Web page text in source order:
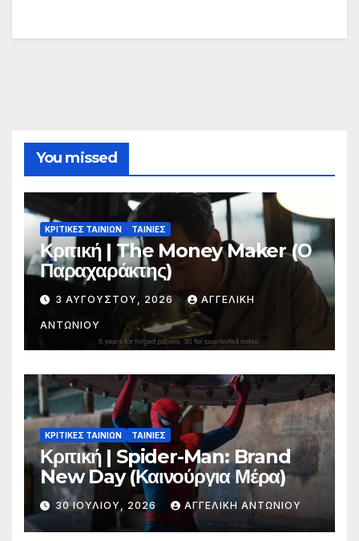
You missed
ΚΡΙΤΙΚΕΣ ΤΑΙΝΙΩΝ ΤΑΙΝΙΕΣ
Κριτική | The Money Maker (Ο
Παραχαράκτης)
3 ΑΥΓΟΎΣΤΟΥ, 2026 ΑΓΓΕΛΙΚΉ
ΑΝΤΩΝΊΟΥ
ΚΡΙΤΙΚΕΣ ΤΑΙΝΙΩΝ ΤΑΙΝΙΕΣ
Κριτική | Spider-Man: Brand
New Day (Καινούργια Μέρα)
30 ΙΟΥΛΊΟΥ, 2026 ΑΓΓΕΛΙΚΉ ΑΝΤΩΝΊΟΥ